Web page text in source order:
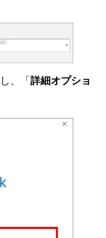
し、「 詳細オプショ